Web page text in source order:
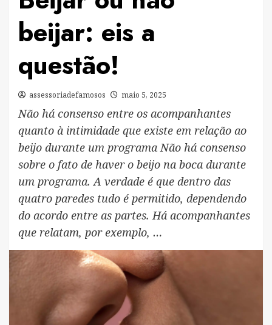
beijar: eis a
questão!
assessoriadefamosos maio 5, 2025
Não há consenso entre os acompanhantes
quanto à intimidade que existe em relação ao
beijo durante um programa Não há consenso
sobre o fato de haver o beijo na boca durante
um programa. A verdade é que dentro das
quatro paredes tudo é permitido, dependendo
do acordo entre as partes. Há acompanhantes
que relatam, por exemplo, …